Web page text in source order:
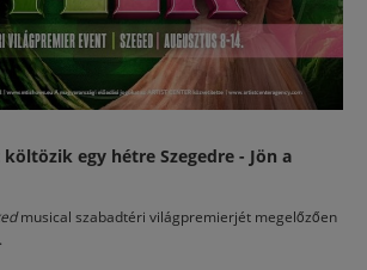
költözik egy hétre Szegedre - Jön a
musical szabadtéri világpremierjét megelőzően